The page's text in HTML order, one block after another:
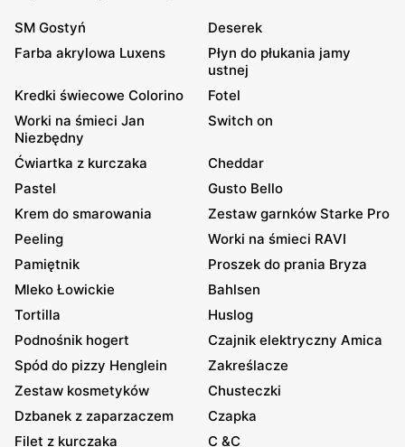
SM Gostyń
Deserek
Farba akrylowa Luxens
Płyn do płukania jamy
ustnej
Kredki świecowe Colorino
Fotel
Worki na śmieci Jan
Niezbędny
Switch on
Ćwiartka z kurczaka
Cheddar
Pastel
Gusto Bello
Krem do smarowania
Zestaw garnków Starke Pro
Peeling
Worki na śmieci RAVI
Pamiętnik
Proszek do prania Bryza
Mleko Łowickie
Bahlsen
Tortilla
Huslog
Podnośnik hogert
Czajnik elektryczny Amica
Spód do pizzy Henglein
Zakreślacze
Zestaw kosmetyków
Chusteczki
Dzbanek z zaparzaczem
Czapka
Filet z kurczaka
C &C